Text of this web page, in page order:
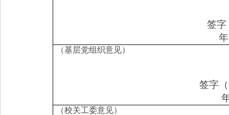
签字
年
（基层党组织意见）
签字
（校关工委意见）